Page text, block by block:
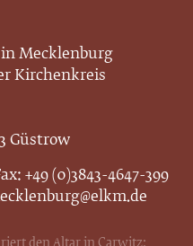
Mecklenburg
Kirchenkreis
Güstrow
+49 (0)3843-4647-399
den Altar in Carwitz: